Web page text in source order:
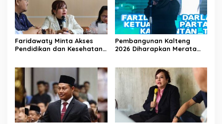
Faridawaty Minta Akses
Pendidikan dan Kesehatan
Pembangunan Kalteng
2026 Diharapkan Merata